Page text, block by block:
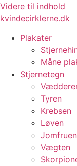
Videre til indhold
kvindecirklerne.dk
Plakater
Måne
Stjernetegn
Tyren
Krebsen
Løven
Jomfruen
Vægten